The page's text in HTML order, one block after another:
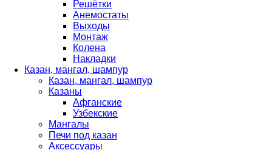
Решётки
Анемостаты
Выходы
Монтаж
Колена
Накладки
Казан, мангал, шампур
Казан, мангал, шампур
Казаны
Афганские
Узбекские
Мангалы
Печи под казан
Аксессуары